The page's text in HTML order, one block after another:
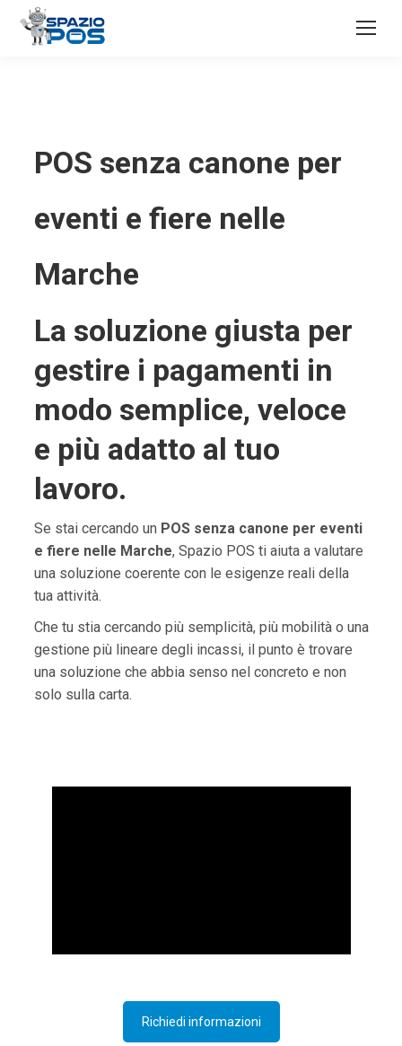
POS senza canone per
eventi e fiere nelle
Marche
La soluzione giusta per
gestire i pagamenti in
modo semplice, veloce
e più adatto al tuo
lavoro.
Se stai cercando un POS senza canone per eventi
e fiere nelle Marche, Spazio POS ti aiuta a valutare
una soluzione coerente con le esigenze reali della
tua attività.
Che tu stia cercando più semplicità, più mobilità o una
gestione più lineare degli incassi, il punto è trovare
una soluzione che abbia senso nel concreto e non
solo sulla carta.
Richiedi informazioni